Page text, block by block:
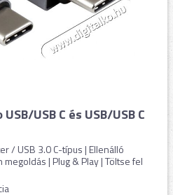
USB C és USB/USB C
/ USB 3.0 C-típus | Ellenálló
| Plug & Play | Töltse fel